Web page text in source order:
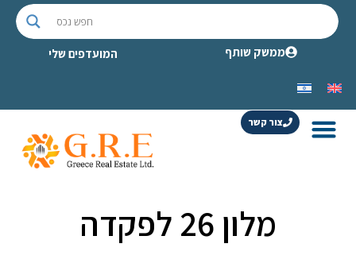
ממשק שותף המועדפים שלי
צור קשר
מלון 26 לפקדה